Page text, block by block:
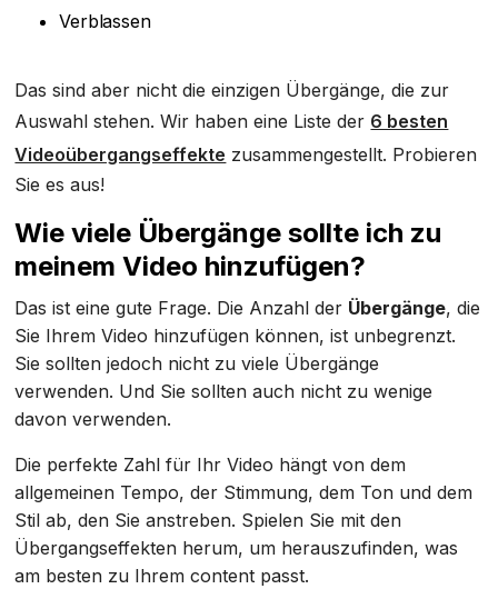
Verblassen
Das sind aber nicht die einzigen Übergänge, die zur
Auswahl stehen. Wir haben eine Liste der 6 besten
Videoübergangseffekte zusammengestellt. Probieren
Sie es aus!
Wie viele Übergänge sollte ich zu
meinem Video hinzufügen?
Das ist eine gute Frage. Die Anzahl der Übergänge, die
Sie Ihrem Video hinzufügen können, ist unbegrenzt.
Sie sollten jedoch nicht zu viele Übergänge
verwenden. Und Sie sollten auch nicht zu wenige
davon verwenden.
Die perfekte Zahl für Ihr Video hängt von dem
allgemeinen Tempo, der Stimmung, dem Ton und dem
Stil ab, den Sie anstreben. Spielen Sie mit den
Übergangseffekten herum, um herauszufinden, was
am besten zu Ihrem content passt.